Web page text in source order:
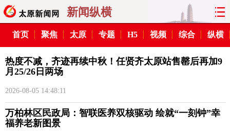
新闻纵横
聚焦 太原 山西 关注
纵横 热评 专题 公告
综合
视频 出行 监督 街谈
首页 聚焦 太原 专题 H5 视频 综合 纵横
热度不减，齐迹再续中秋！任贤齐太原站售罄后再加9
月25/26日两场
2026-08-05 14:48:11
万柏林区民政局：智联医养双核驱动 绘就“一刻钟”幸
福养老新图景